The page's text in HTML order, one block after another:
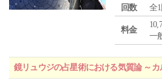
回数
全
料金
一
鏡リュウジの占星術における気質論 ～